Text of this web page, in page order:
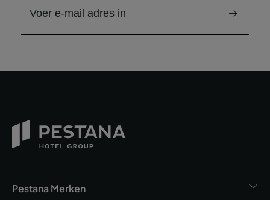
e-mail om de nieuwsbrief te ontvangen
Pestana Merken